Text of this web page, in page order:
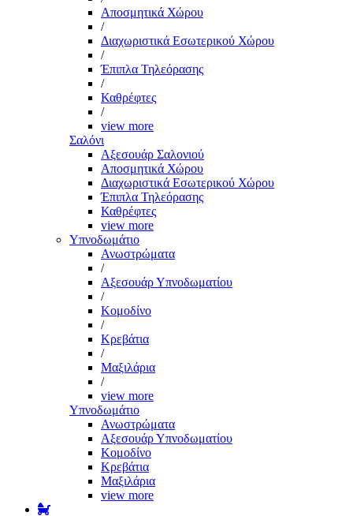
Αποσμητικά Χώρου
/
Διαχωριστικά Εσωτερικού Χώρου
/
Έπιπλα Τηλεόρασης
/
Καθρέφτες
/
view more
Σαλόνι
Αξεσουάρ Σαλονιού
Αποσμητικά Χώρου
Διαχωριστικά Εσωτερικού Χώρου
Έπιπλα Τηλεόρασης
Καθρέφτες
view more
Υπνοδωμάτιο
Ανωστρώματα
/
Αξεσουάρ Υπνοδωματίου
/
Κομοδίνο
/
Κρεβάτια
/
Μαξιλάρια
/
view more
Υπνοδωμάτιο
Ανωστρώματα
Αξεσουάρ Υπνοδωματίου
Κομοδίνο
Κρεβάτια
Μαξιλάρια
view more